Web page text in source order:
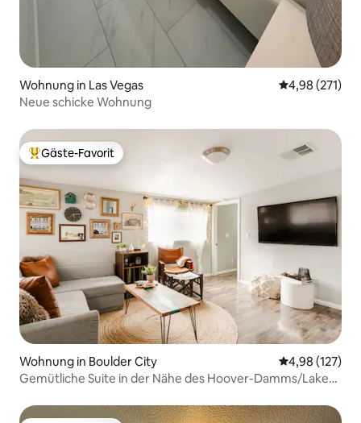
Wohnung in Las Vegas
4,98 (271)
Neue schicke Wohnung
Beliebter Gäste-Favorit.
Gäste-Favorit
Wohnung in Boulder City
4,98 (127)
Gemütliche Suite in der Nähe des Hoover-Damms/Lake